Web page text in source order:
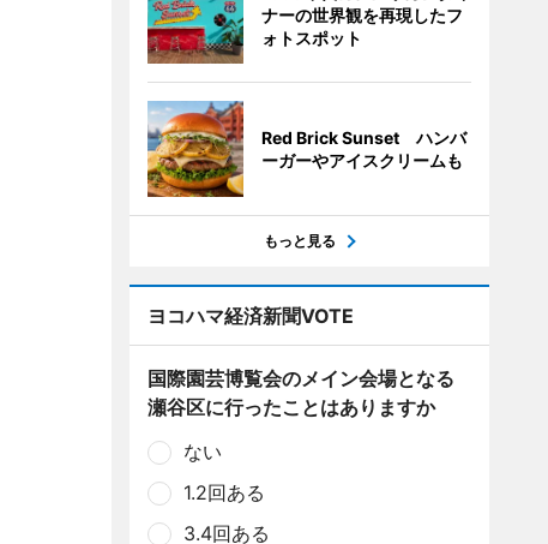
ナーの世界観を再現したフ
ォトスポット
Red Brick Sunset ハンバ
ーガーやアイスクリームも
もっと見る
ヨコハマ経済新聞VOTE
国際園芸博覧会のメイン会場となる
瀬谷区に行ったことはありますか
ない
1.2回ある
3.4回ある